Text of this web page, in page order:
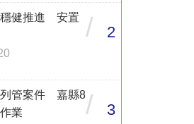
穩健推進 安置
/ 2
列管案件 嘉縣8
業
/ 3